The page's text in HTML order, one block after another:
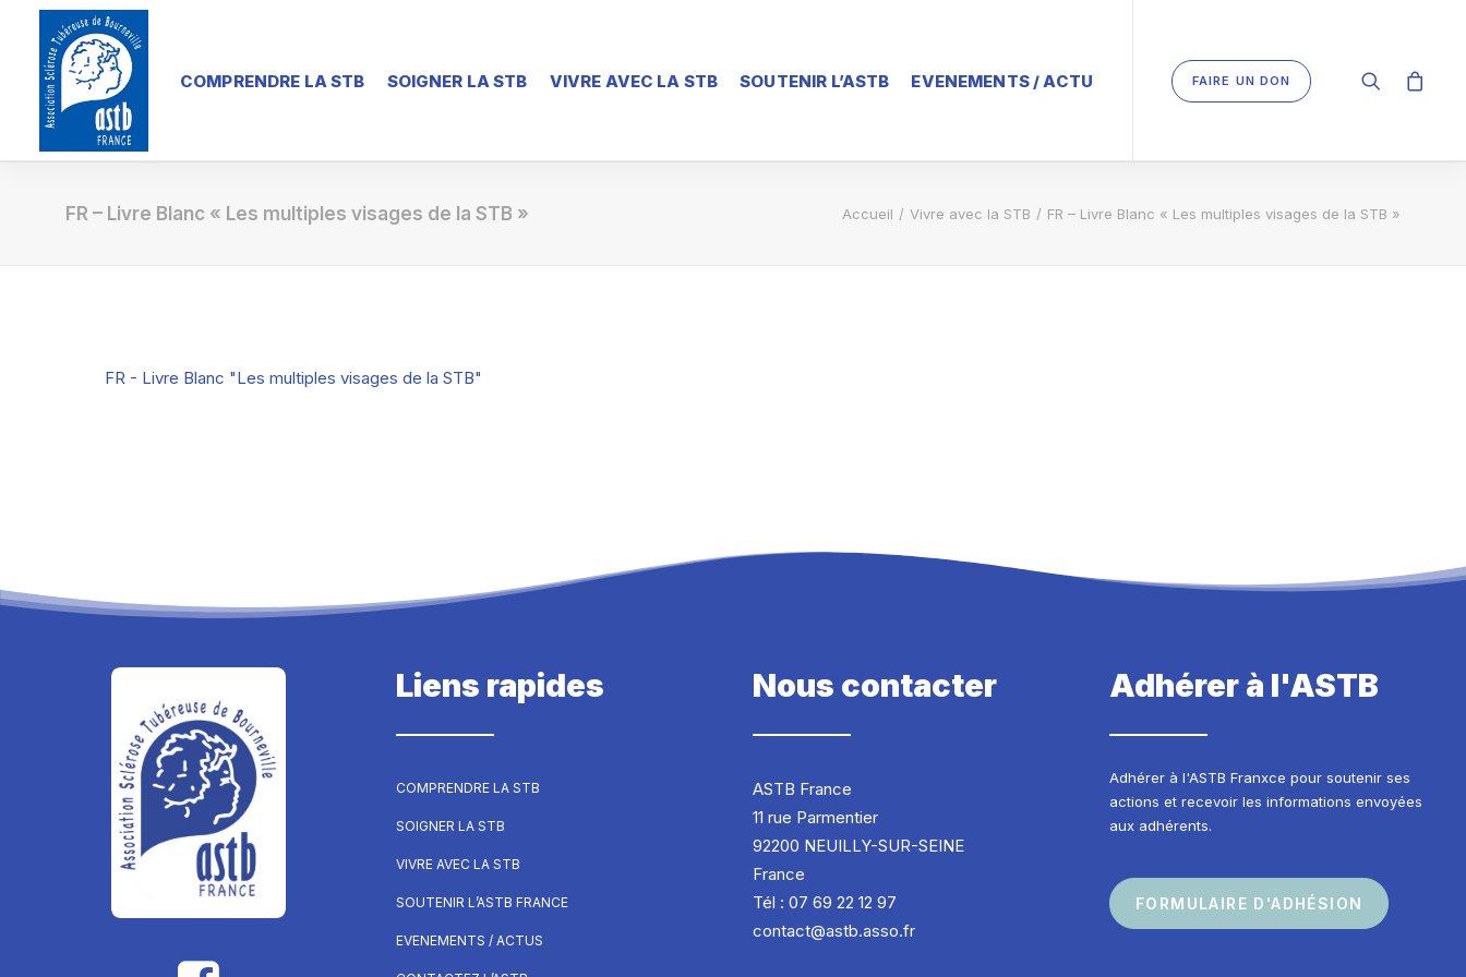
COMPRENDRE LA STB SOIGNER LA STB VIVRE AVEC LA STB SOUTENIR L’ASTB EVENEMENTS / ACTU FAIRE UN DON
FR – Livre Blanc « Les multiples visages de la STB » Accueil Vivre avec la STB FR – Livre Blanc « Les multiples visages de la STB »
FR - Livre Blanc "Les multiples visages de la STB"
Liens rapides
COMPRENDRE LA STB
SOIGNER LA STB
VIVRE AVEC LA STB
SOUTENIR L’ASTB FRANCE
EVENEMENTS / ACTUS
Nous contacter
ASTB France
11 rue Parmentier
92200 NEUILLY-SUR-SEINE
France
Tél : 07 69 22 12 97
contact@astb.asso.fr
Adhérer à l'ASTB
Adhérer à l'ASTB Franxce pour soutenir ses
actions et recevoir les informations envoyées
aux adhérents.
FORMULAIRE D'ADHÉSION